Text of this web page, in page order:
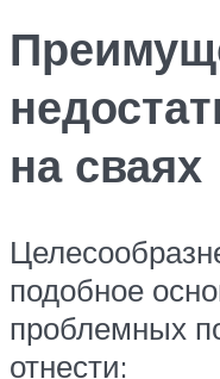
на сваях
подобное
проблемных
отнести: